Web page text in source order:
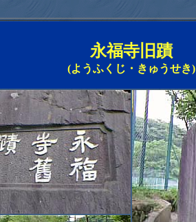
永福寺旧蹟
(ようふくじ・きゅうせき)